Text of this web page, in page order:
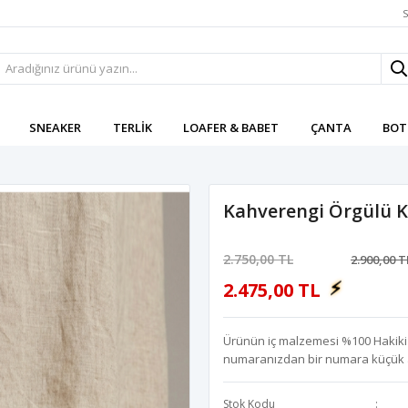
SNEAKER TERLIK LOAFER & BABET ÇANTA
Kahverengi Örgülü
2.750,00 TL
2.475,00 TL ⚡
2.900,00
Ürünün iç malzemesi %100
numaranızdan bir numara küçük
Stok Kodu